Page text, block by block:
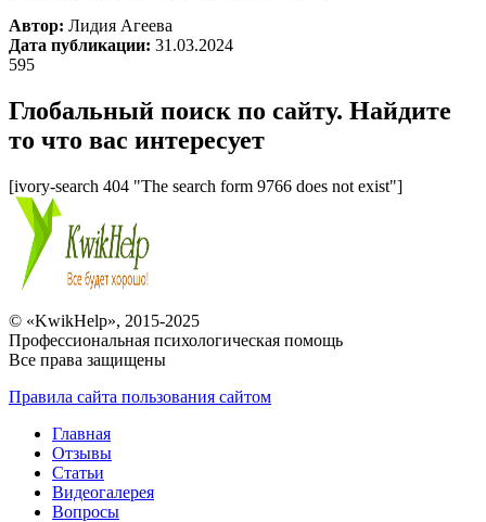
Автор: Лидия Агеева
Дата публикации: 31.03.2024
595
Глобальный поиск по сайту. Найдите
то что вас интересует
[ivory-search 404 "The search form 9766 does not exist"]
© «KwikHelp», 2015-2025
Профессиональная психологическая помощь
Все права защищены
Правила сайта пользования сайтом
Главная
Отзывы
Статьи
Видеогалерея
Вопросы